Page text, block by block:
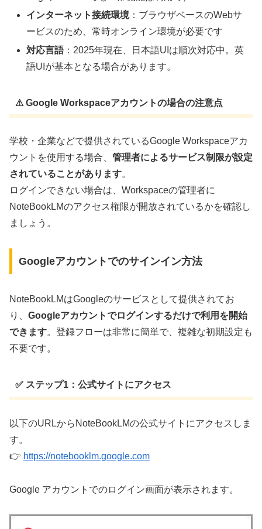
インターネット接続環境：ブラウザベースのWebサ
ービスのため、常時オンライン環境が必要です
対応言語：2025年現在、日本語UIは順次対応中。英
語UIが基本となる場合があります。
⚠ Google Workspaceアカウントの場合の注意点
学校・企業などで提供されているGoogle Workspaceアカ
ウントを使用する場合、 管理者によるサービス制限が設定
されていることがあります。
ログインできない場合は、Workspaceの管理者に
NoteBookLMのアクセス権限が開放されているかを確認し
ましょう。
Googleアカウントでのサインイン方法
NoteBookLMはGoogleのサービスとして提供されてお
り、 Googleアカウントでログインするだけで利用を開始
できます。登録フローは非常に簡単で、複雑な初期設定も
不要です。
✅ ステップ1：公式サイトにアクセス
以下のURLからNoteBookLMの公式サイトにアクセスしま
す。
👉 https://notebooklm.google.com
Google アカウントでのログイン画面が表示されます。